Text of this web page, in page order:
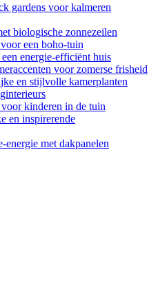
gardens voor kalmeren
biologische zonnezeilen
een boho-tuin
energie-efficiënt huis
voor zomerse frisheid
en stijlvolle kamerplanten
kinderen in de tuin
en inspirerende
met dakpanelen